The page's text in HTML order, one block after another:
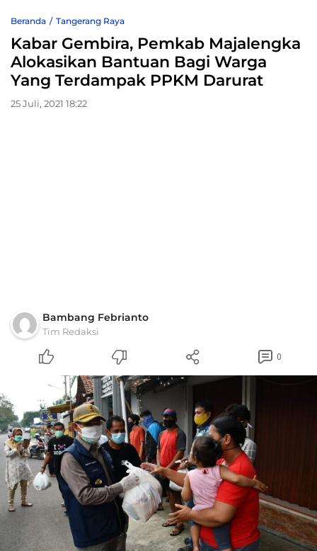
Beranda Tangerang Raya
Kabar Gembira, Pemkab Majalengka
Alokasikan Bantuan Bagi Warga
Yang Terdampak PPKM Darurat
25 Juli, 2021 18:22
Bambang Febrianto
Tim Redaksi
0